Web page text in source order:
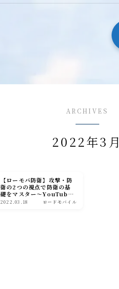
ARCHIVES
2022年3月
【ローモバ防衛】攻撃・防
衛の2つの視点で防衛の基
礎をマスター～YouTube
連動シリーズ～
2022.03.18 ロードモバイル